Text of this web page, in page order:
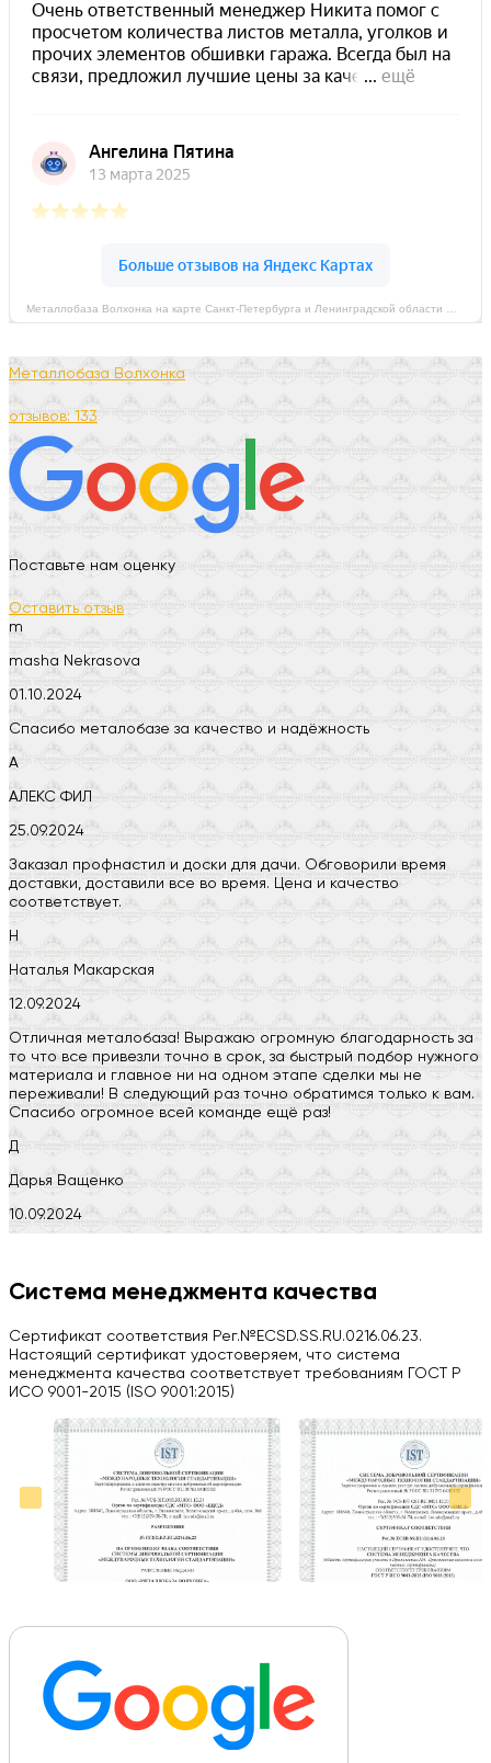
Металлобаза Волхонка
отзывов: 133
Поставьте нам оценку
Оставить отзыв
m
masha Nekrasova
01.10.2024
Спасибо металобазе за качество и надёжность
А
АЛЕКС ФИЛ
25.09.2024
Заказал профнастил и доски для дачи. Обговорили время
доставки, доставили все во время. Цена и качество
соответствует.
Н
Наталья Макарская
12.09.2024
Отличная металобаза! Выражаю огромную благодарность за
то что все привезли точно в срок, за быстрый подбор нужного
материала и главное ни на одном этапе сделки мы не
переживали! В следующий раз точно обратимся только к вам.
Спасибо огромное всей команде ещё раз!
Д
Дарья Ващенко
10.09.2024
H
03.09.2024
Вся работа выполнена в срок. Всем рекомендую
Больше отзывов на Google Maps
Система менеджмента качества
Сертификат соответствия Рег.№ECSD.SS.RU.0216.06.23.
Настоящий сертификат удостоверяем, что система
менеджмента качества соответствует требованиям ГОСТ Р
ИСО 9001-2015 (ISO 9001:2015)